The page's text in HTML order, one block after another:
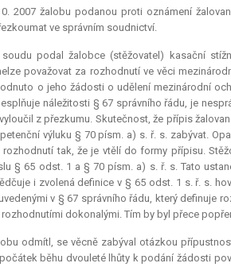
2007 žalobu podanou proti oznámení
ve správním soudnictví.
podal žalobce (stěžovatel) kasační
považovat za rozhodnutí ve věci
o jeho žádosti o udělení mezinárodní
náležitosti § 67 správního řádu, je
z přezkumu. Skutečnost, že přípis
výluku § 70 písm. a) s. ř. s. zabývat.
tak, že je vtělí do formy přípisu.
§ 65 odst. 1 a § 70 písm. a) s. ř. s. Tato
i zvolená definice v § 65 odst. 1 s. ř. s.
v § 67 správního řádu, který definuje
dokonalými. Tím by byl přece
odmítl, se věcně zabýval otázkou
běhu dvouleté lhůty k podání žádosti